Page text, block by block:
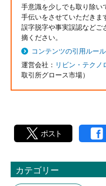
手意識を少しでも取り除い
手伝いをさせていただきま
誤字脱字や事実誤認など
摘ください。
コンテンツの引用ルール
運営会社： リビン・テクノ
取引所グロース市場）
カテゴリー